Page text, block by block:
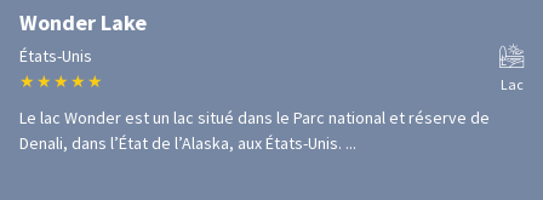
Wonder Lake
États-Unis
★ ★ ★ ★ ★ Lac
Le lac Wonder est un lac situé dans le Parc national et réserve de
Denali, dans l’État de l’Alaska, aux États-Unis. ...